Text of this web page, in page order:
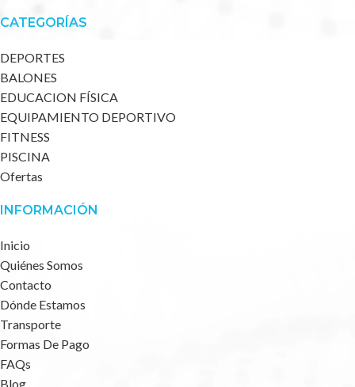
CATEGORÍAS
DEPORTES
BALONES
EDUCACION FÍSICA
EQUIPAMIENTO DEPORTIVO
FITNESS
PISCINA
Ofertas
INFORMACIÓN
Inicio
Quiénes Somos
Contacto
Dónde Estamos
Transporte
Formas De Pago
FAQs
Blog